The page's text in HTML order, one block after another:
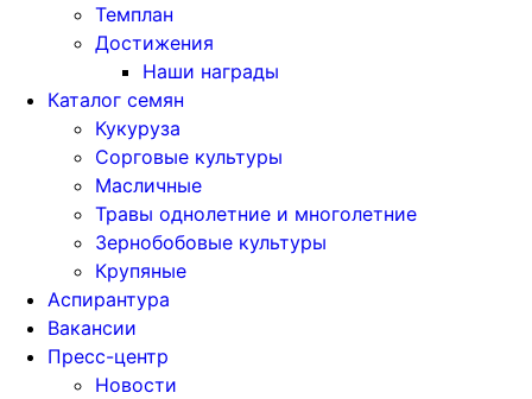
Темплан
Достижения
Наши награды
Каталог семян
Кукуруза
Сорговые культуры
Масличные
Травы однолетние и многолетние
Зернобобовые культуры
Крупяные
Аспирантура
Вакансии
Пресс-центр
Новости